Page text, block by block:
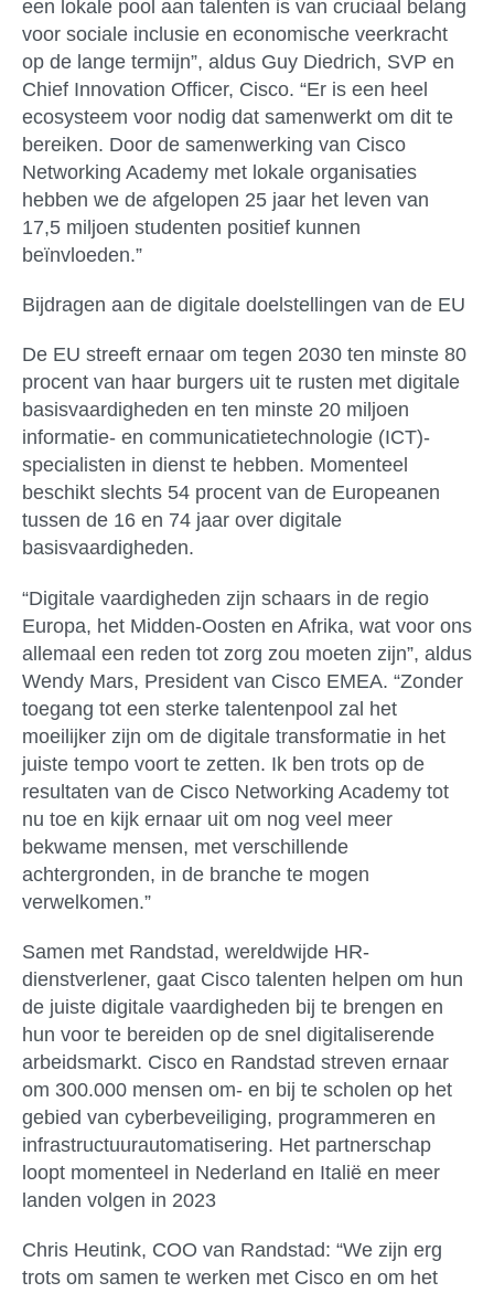
een lokale pool aan talenten is van cruciaal belang
voor sociale inclusie en economische veerkracht
op de lange termijn”, aldus Guy Diedrich, SVP en
Chief Innovation Officer, Cisco. “Er is een heel
ecosysteem voor nodig dat samenwerkt om dit te
bereiken. Door de samenwerking van Cisco
Networking Academy met lokale organisaties
hebben we de afgelopen 25 jaar het leven van
17,5 miljoen studenten positief kunnen
beïnvloeden.”
Bijdragen aan de digitale doelstellingen van de EU
De EU streeft ernaar om tegen 2030 ten minste 80
procent van haar burgers uit te rusten met digitale
basisvaardigheden en ten minste 20 miljoen
informatie- en communicatietechnologie (ICT)-
specialisten in dienst te hebben. Momenteel
beschikt slechts 54 procent van de Europeanen
tussen de 16 en 74 jaar over digitale
basisvaardigheden.
“Digitale vaardigheden zijn schaars in de regio
Europa, het Midden-Oosten en Afrika, wat voor ons
allemaal een reden tot zorg zou moeten zijn”, aldus
Wendy Mars, President van Cisco EMEA. “Zonder
toegang tot een sterke talentenpool zal het
moeilijker zijn om de digitale transformatie in het
juiste tempo voort te zetten. Ik ben trots op de
resultaten van de Cisco Networking Academy tot
nu toe en kijk ernaar uit om nog veel meer
bekwame mensen, met verschillende
achtergronden, in de branche te mogen
verwelkomen.”
Samen met Randstad, wereldwijde HR-
dienstverlener, gaat Cisco talenten helpen om hun
de juiste digitale vaardigheden bij te brengen en
hun voor te bereiden op de snel digitaliserende
arbeidsmarkt. Cisco en Randstad streven ernaar
om 300.000 mensen om- en bij te scholen op het
gebied van cyberbeveiliging, programmeren en
infrastructuurautomatisering. Het partnerschap
loopt momenteel in Nederland en Italië en meer
landen volgen in 2023
Chris Heutink, COO van Randstad: “We zijn erg
trots om samen te werken met Cisco en om het